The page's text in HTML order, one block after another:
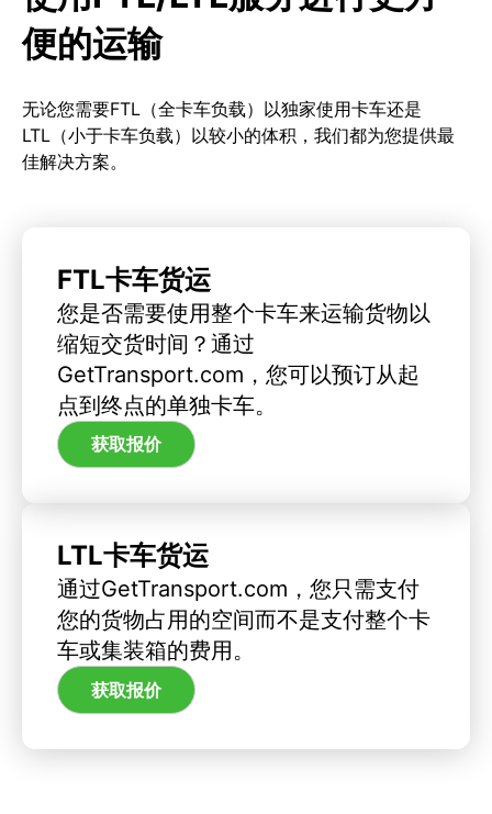
便的运输
无论您需要FTL（全卡车负载）以独家使用卡车还是
LTL（小于卡车负载）以较小的体积，我们都为您提供最
佳解决方案。
FTL卡车货运
您是否需要使用整个卡车来运输货物以
缩短交货时间？通过
GetTransport.com，您可以预订从起
点到终点的单独卡车。
获取报价
LTL卡车货运
通过GetTransport.com，您只需支付
您的货物占用的空间而不是支付整个卡
车或集装箱的费用。
获取报价